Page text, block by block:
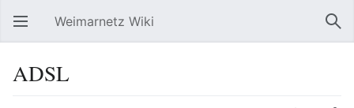
Hauptmenü öffnen Weimarnetz Wiki
ADSL